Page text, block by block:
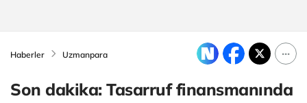
Haberler Uzmanpara
Son dakika: Tasarruf finansmanında